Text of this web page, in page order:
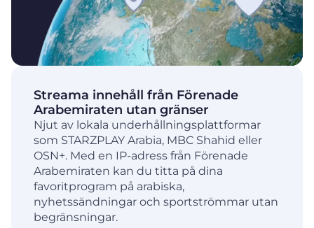
Streama innehåll från Förenade
Arabemiraten utan gränser
Njut av lokala underhållningsplattformar
som STARZPLAY Arabia, MBC Shahid eller
OSN+. Med en IP-adress från Förenade
Arabemiraten kan du titta på dina
favoritprogram på arabiska,
nyhetssändningar och sportströmmar utan
begränsningar.